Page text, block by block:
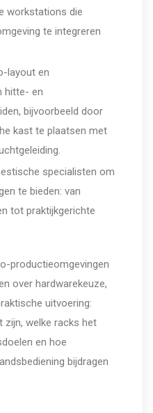
workstations die
te integreren
layout en
hitte- en
bijvoorbeeld door
kast te plaatsen met
specialisten om
te bieden: van
tot praktijkgerichte
productieomgevingen
over hardwarekeuze,
uitvoering:
zijn, welke racks het
en hoe
bijdragen